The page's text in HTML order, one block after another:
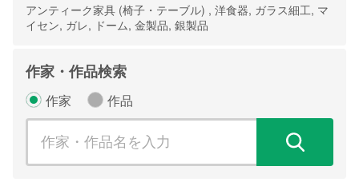
アンティーク家具 (椅子・テーブル) , 洋食器, ガラス細工, マ
イセン, ガレ, ドーム, 金製品, 銀製品
作家・作品検索
作家 作品